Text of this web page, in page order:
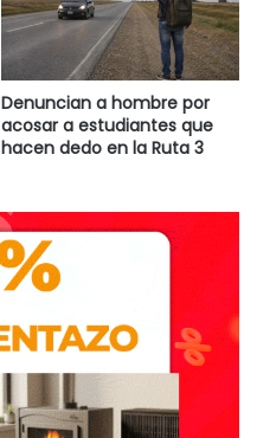
Denuncian a hombre por
acosar a estudiantes que
hacen dedo en la Ruta 3